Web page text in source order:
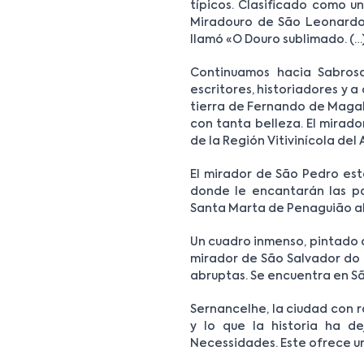
típicos. Clasificado como
Miradouro de São
llamó «O Douro sublimado.
Continuamos hacia
escritores, historiadores y a
tierra de Fernando de
con tanta belleza. El
de la Región Vitivinícola del
El mirador de São Pedro
donde le encantarán las
Santa Marta de Penaguião
Un cuadro inmenso,
mirador de São Salvador
abruptas. Se encuentra en
Sernancelhe, la ciudad con
y lo que la historia ha
Necessidades. Este ofrece